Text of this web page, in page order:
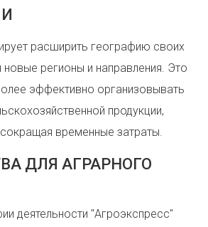
расширить географию своих
регионы и направления. Это
эффективно организовывать
продукции,
временные затраты.
ДЛЯ АГРАРНОГО
деятельности "Агроэкспресс"